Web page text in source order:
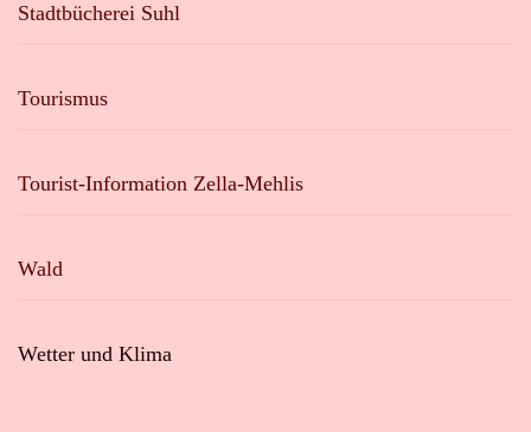
Stadtbücherei Suhl
Tourismus
Tourist-Information Zella-Mehlis
Wald
Wetter und Klima